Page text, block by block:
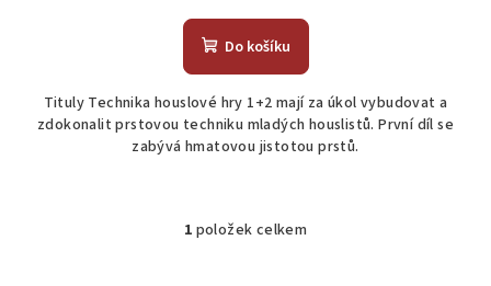
Do košíku
Tituly Technika houslové hry 1+2 mají za úkol vybudovat a
zdokonalit prstovou techniku mladých houslistů. První díl se
zabývá hmatovou jistotou prstů.
O
1 položek celkem